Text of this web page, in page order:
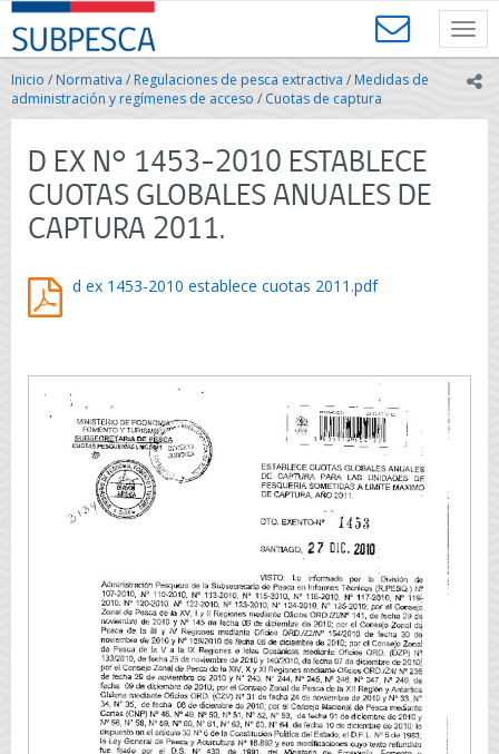
Contenido
principal
SUBPESCA
-
Subsecretaría
de
Pesca
Acuicultura
Gobierno
de
Inicio /Normativa / Regulaciones de pesca extractiva / Medidas de
administración y regímenes de acceso / Cuotas de captura
D EX N° 1453-2010 ESTABLECE
CUOTAS GLOBALES ANUALES DE
CAPTURA 2011.
d ex 1453-2010 establece cuotas 2011.pdf